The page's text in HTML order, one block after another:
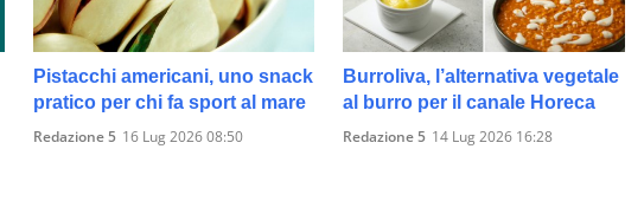
Pistacchi americani, uno snack
pratico per chi fa sport al mare
Redazione 5 16 Lug 2026 08:50
Burroliva, l’alternativa vegetale
al burro per il canale Horeca
Redazione 5 14 Lug 2026 16:28